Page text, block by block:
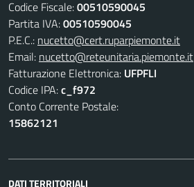
Codice Fiscale:00510590045
Partita IVA:00510590045
P.E.C.: nucetto@cert.ruparpiemonte.it
Email: nucetto@reteunitaria.piemonte.it
Fatturazione Elettronica: UFPFLI
Codice IPA:c_f972
Conto Corrente Postale:
15862121
DATI TERRITORIALI